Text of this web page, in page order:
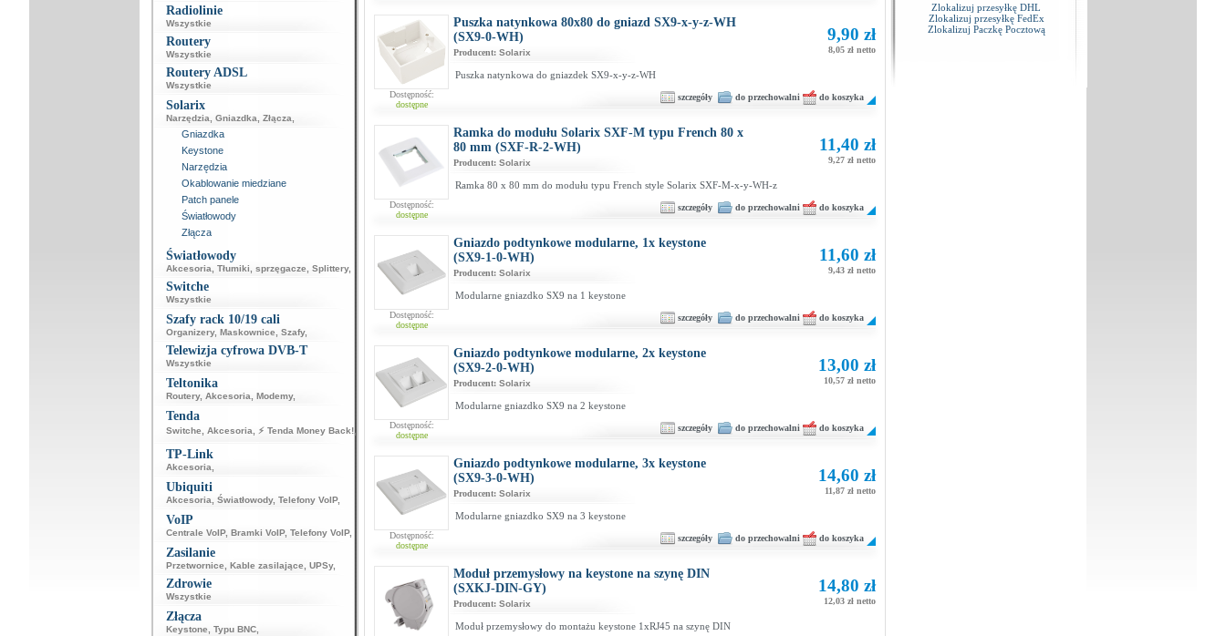
Radiolinie
Wszystkie
Routery
Wszystkie
Routery ADSL
Wszystkie
Solarix
Narzędzia Gniazdka Złącza
Gniazdka
Keystone
Narzędzia
Okablowanie miedziane
Patch panele
Światłowody
Złącza
Światłowody
Akcesoria Tłumiki, sprzęgacze Splittery,
Switche
Wszystkie
Szafy rack 10/19 cali
Organizery, Maskownice Szafy,
Telewizja cyfrowa DVB-T
Wszystkie
Teltonika
Routery, Akcesoria Modemy,
Tenda
Switche Akcesoria ⚡ Tenda Money Back!,
TP-Link
Akcesoria
Ubiquiti
Akcesoria Światłowody, Telefony VoIP,
VoIP
Centrale VoIP, Bramki VoIP, Telefony VoIP,
Zasilanie
Przetwornice Kable zasilające UPSy,
Zdrowie
Wszystkie
Złącza
Keystone Typu BNC,
Dostępność:
dostępne
Puszka natynkowa 80x80 do gniazd SX9-x-y-z-WH
(SX9-0-WH)
Producent: Solarix
9,90 zł
8,05 zł netto
Puszka natynkowa do gniazdek SX9-x-y-z-WH
szczegóły do przechowalni do koszyka
Dostępność:
dostępne
Ramka do modułu Solarix SXF-M typu French 80 x
80 mm (SXF-R-2-WH)
Producent: Solarix
11,40 zł
9,27 zł netto
Ramka 80 x 80 mm do modułu typu French style Solarix SXF-M-x-y-WH-z
szczegóły do przechowalni do koszyka
Dostępność:
dostępne
Gniazdo podtynkowe modularne, 1x keystone
(SX9-1-0-WH)
Producent: Solarix
11,60 zł
9,43 zł netto
Modularne gniazdko SX9 na 1 keystone
szczegóły do przechowalni do koszyka
Dostępność:
dostępne
Gniazdo podtynkowe modularne, 2x keystone
(SX9-2-0-WH)
Producent: Solarix
13,00 zł
10,57 zł netto
Modularne gniazdko SX9 na 2 keystone
szczegóły do przechowalni do koszyka
Dostępność:
dostępne
Gniazdo podtynkowe modularne, 3x keystone
(SX9-3-0-WH)
Producent: Solarix
14,60 zł
11,87 zł netto
Modularne gniazdko SX9 na 3 keystone
szczegóły do przechowalni do koszyka
Moduł przemysłowy na keystone na szynę DIN
(SXKJ-DIN-GY)
Producent: Solarix
14,80 zł
12,03 zł netto
Moduł przemysłowy do montażu keystone 1xRJ45 na szynę DIN
Zlokalizuj przesyłkę DHL
Zlokalizuj przesyłkę FedEx
Zlokalizuj Paczkę Pocztową